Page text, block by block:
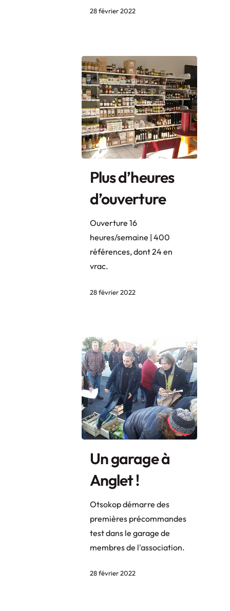
28 février 2022
Plus d’heures
d’ouverture
Ouverture 16
heures/semaine | 400
références, dont 24 en
vrac.
28 février 2022
Un garage à
Anglet !
Otsokop démarre des
premières précommandes
test dans le garage de
membres de l'association.
28 février 2022